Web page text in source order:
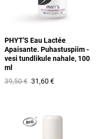
PHYT'S Eau Lactée
Apaisante. Puhastuspiim -
vesi tundlikule nahale, 100
ml
39,50 € 31,60 €